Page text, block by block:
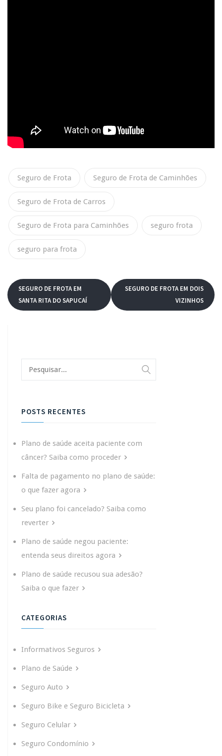
Seguro de Frota Seguro de Frota de Caminhões
Seguro de Frota de Carros
Seguro de Frota para Caminhões seguro frota
seguro para frota
SEGURO DE FROTA EM
SANTA RITA DO SAPUCAÍ
SEGURO DE FROTA EM DOIS
VIZINHOS
POSTS RECENTES
Plano de saúde aceita paciente com
câncer? Saiba como proceder
Falta de pagamento no plano de saúde:
o que fazer agora
Seu plano foi cancelado? Saiba como
reverter
Plano de saúde negou paciente:
entenda seus direitos agora
Plano de saúde recusou sua adesão?
Saiba o que fazer
CATEGORIAS
Informativos Seguros
Plano de Saúde
Seguro Auto
Seguro Bike e Seguro Bicicleta
Seguro Celular
Seguro Condomínio